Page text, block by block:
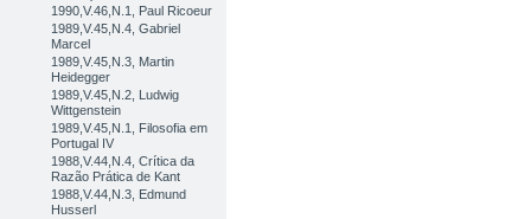
1990,V.46,N.1, Paul Ricoeur
1989,V.45,N.4, Gabriel
Marcel
1989,V.45,N.3, Martin
Heidegger
1989,V.45,N.2, Ludwig
Wittgenstein
1989,V.45,N.1, Filosofia em
Portugal IV
1988,V.44,N.4, Crítica da
Razão Prática de Kant
1988,V.44,N.3, Edmund
Husserl